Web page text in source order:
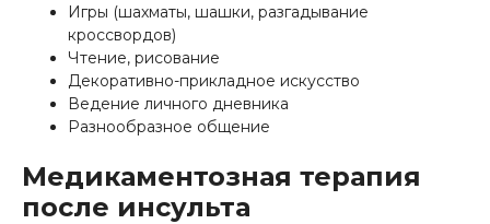
Игры (шахматы, шашки, разгадывание
кроссвордов)
Чтение, рисование
Декоративно-прикладное искусство
Ведение личного дневника
Разнообразное общение
Медикаментозная терапия
после инсульта